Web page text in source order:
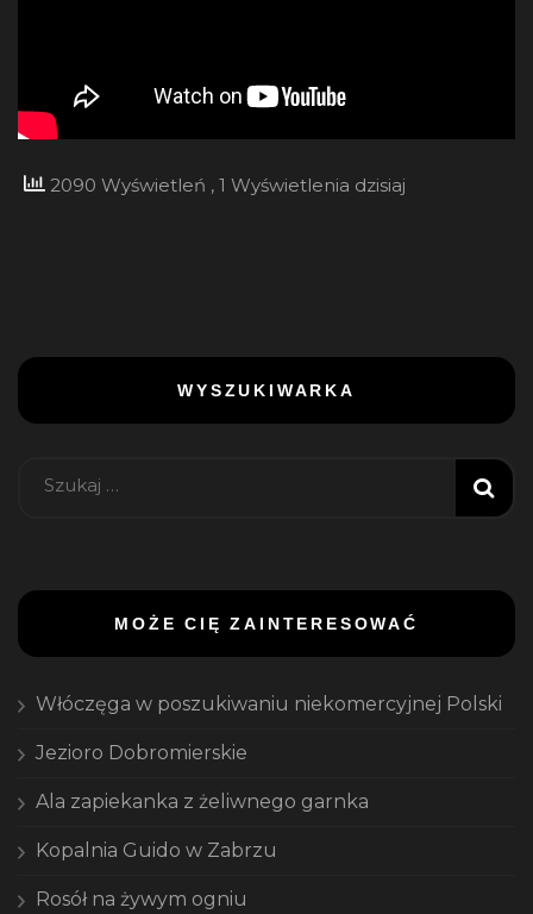
2090 Wyświetleń , 1 Wyświetlenia dzisiaj
WYSZUKIWARKA
Szukaj:
MOŻE CIĘ ZAINTERESOWAĆ
Włóczęga w poszukiwaniu niekomercyjnej Polski
Jezioro Dobromierskie
Ala zapiekanka z żeliwnego garnka
Kopalnia Guido w Zabrzu
Rosół na żywym ogniu